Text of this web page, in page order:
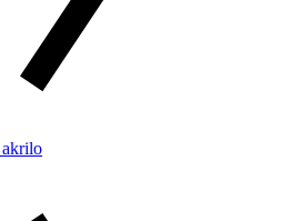
akrilo